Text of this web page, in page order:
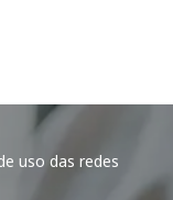
uso das redes